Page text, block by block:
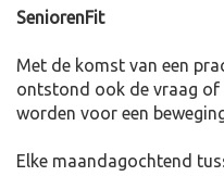
SeniorenFit
Met de komst van een
ontstond ook de vraag of
worden voor een
Elke maandagochtend